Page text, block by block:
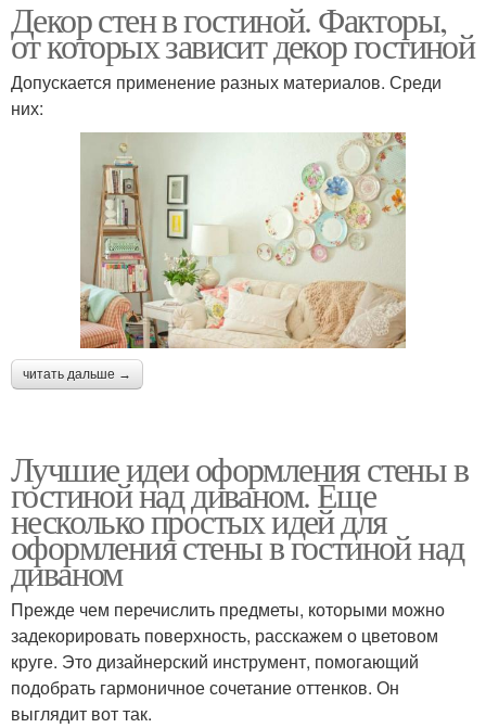
Декор стен в гостиной. Факторы,
от которых зависит декор гостиной
Допускается применение разных материалов. Среди
них:
читать дальше →
Лучшие идеи оформления стены в
гостиной над диваном. Еще
несколько простых идей для
оформления стены в гостиной над
диваном
Прежде чем перечислить предметы, которыми можно
задекорировать поверхность, расскажем о цветовом
круге. Это дизайнерский инструмент, помогающий
подобрать гармоничное сочетание оттенков. Он
выглядит вот так.